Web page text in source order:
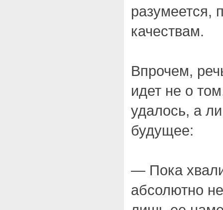
разумеется,
качествам.
Впрочем,
идет не о
удалось, а
будущее:
— Пока
абсолютно